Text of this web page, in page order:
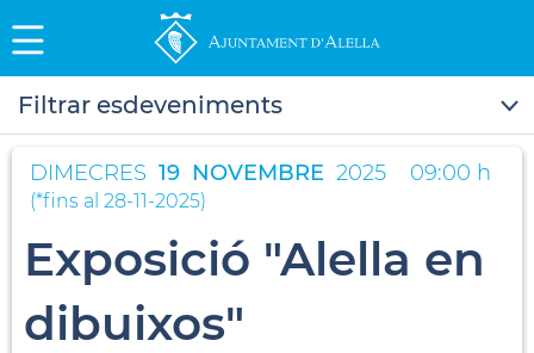
Filtrar esdeveniments
DIMECRES 19 NOVEMBRE 2025 09:00 h
(*fins al 28-11-2025)
Exposició "Alella en
dibuixos"